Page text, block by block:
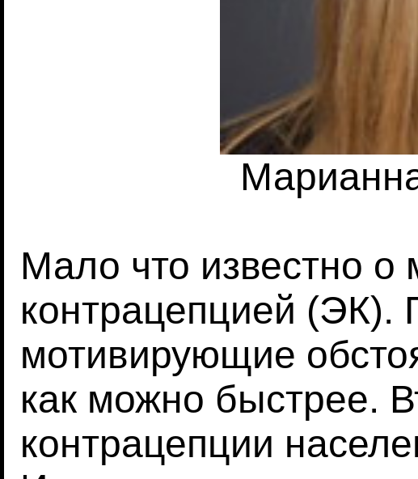
Мало что известно о
контрацепцией (ЭК).
мотивирующие
как можно быстрее.
контрацепции